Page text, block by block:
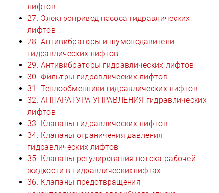
лифтов
27. Электропривод насоса гидравлических
лифтов
28. Антивибраторы и шумоподавители
гидравлических лифтов
29. Антивибраторы гидравлических лифтов
30. Фильтры гидравлических лифтов
31. Теплообменники гидравлических лифтов
32. АППАРАТУРА УПРАВЛЕНИЯ гидравлических
лифтов
33. Клапаны гидравлических лифтов
34. Клапаны ограничения давления
гидравлических лифтов
35. Клапаны регулирования потока рабочей
жидкости в гидравлическихлифтах
36. Клапаны предотвращения